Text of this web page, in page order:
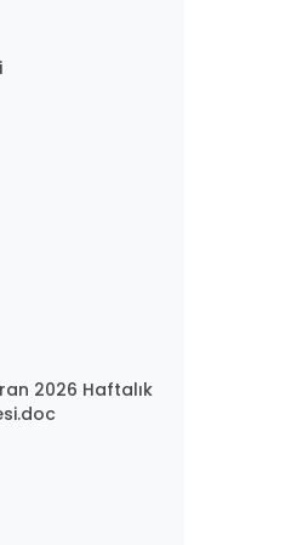
2026 Haftalık